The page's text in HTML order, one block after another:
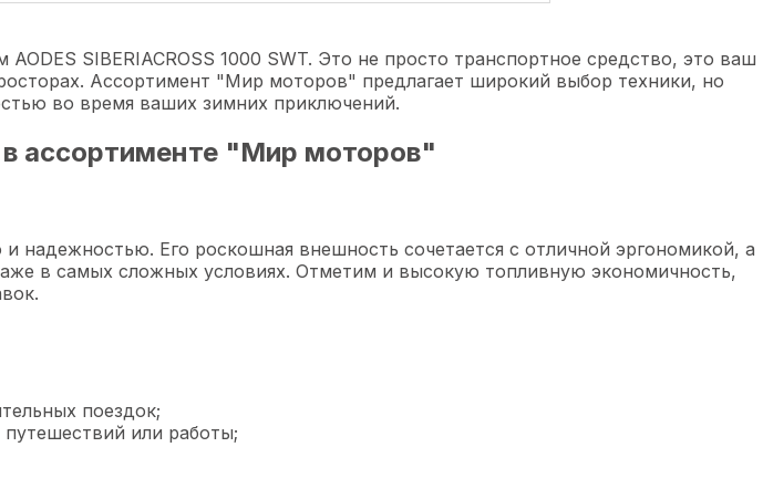
SIBERIACROSS 1000 SWT. Это не просто транспортное средство, это ваш
Ассортимент "Мир моторов" предлагает широкий выбор техники, но
во время ваших зимних приключений.
в ассортименте "Мир моторов"
надежностью. Его роскошная внешность сочетается с отличной эргономикой, а
в самых сложных условиях. Отметим и высокую топливную экономичность,
поездок;
или работы;